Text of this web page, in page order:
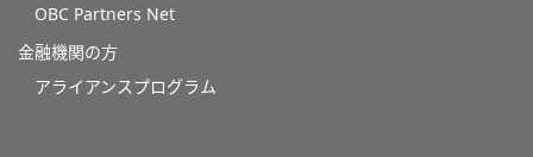
OBC Partners Net
金融機関の方
アライアンスプログラム